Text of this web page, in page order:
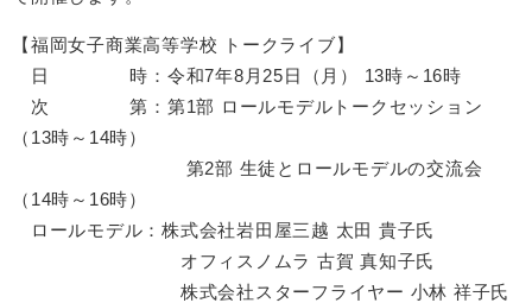
【福岡女子商業高等学校 トークライブ】
日 時：令和7年8月25日（月） 13時～16時
次 第：第1部 ロールモデルトークセッション
（13時～14時）
第2部 生徒とロールモデルの交流会
（14時～16時）
ロールモデル：株式会社岩田屋三越 太田 貴子氏
オフィスノムラ 古賀 真知子氏
株式会社スターフライヤー 小林 祥子氏